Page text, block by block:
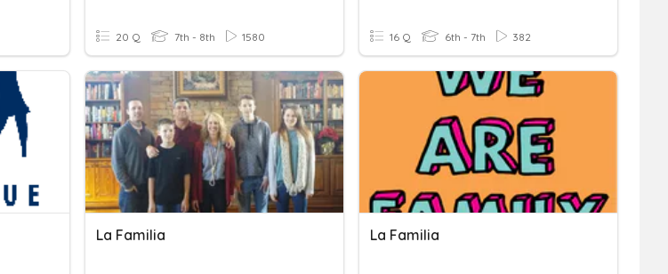
20 Q 7th - 8th 1580 16 Q 6th - 7th 382
La Familia La Familia